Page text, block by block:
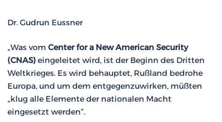
Dr. Gudrun Eussner
„Was vom Center for a New American Security
(CNAS) eingeleitet wird, ist der Beginn des Dritten
Weltkrieges. Es wird behauptet, Rußland bedrohe
Europa, und um dem entgegenzuwirken, müßten
„klug alle Elemente der nationalen Macht
eingesetzt werden“.